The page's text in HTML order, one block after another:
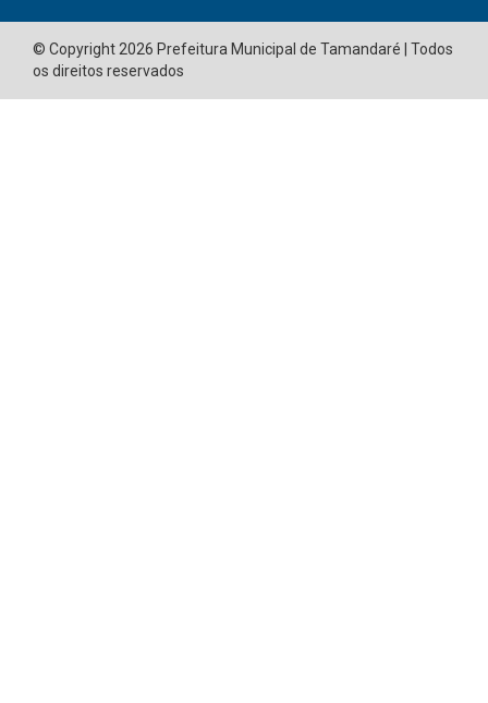
© Copyright 2026 Prefeitura Municipal de Tamandaré | Todos
os direitos reservados